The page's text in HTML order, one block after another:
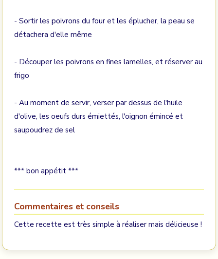
- Sortir les poivrons du four et les éplucher, la peau se
détachera d'elle même
- Découper les poivrons en fines lamelles, et réserver au
frigo
- Au moment de servir, verser par dessus de l'huile
d'olive, les oeufs durs émiettés, l'oignon émincé et
saupoudrez de sel
*** bon appétit ***
Commentaires et conseils
Cette recette est très simple à réaliser mais délicieuse !